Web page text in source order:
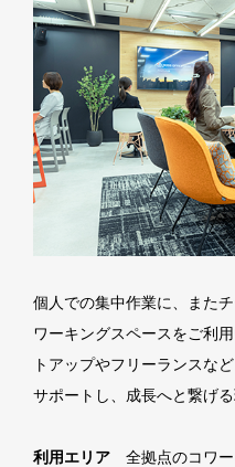
個人での集中作業に、また
ワーキングスペースをご利
トアップやフリーランスな
サポートし、成長へと繋げ
利用エリア 全拠点のコワ